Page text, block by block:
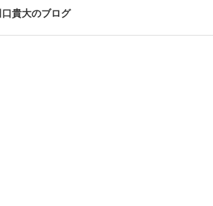
貴大のブログ